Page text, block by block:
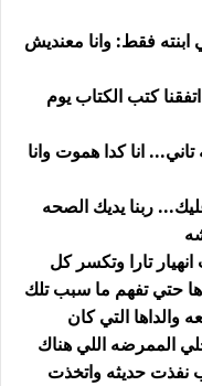
فقط: وانا معنديش
كتب الكتاب يوم
انا كدا هموت وانا
ربنا يديك الصحه
تارا وتكسر كل
حتي تفهم ما سبب تلك
والداها التي كان
الممرضه اللي هناك
نفذت حديثه واتخذت